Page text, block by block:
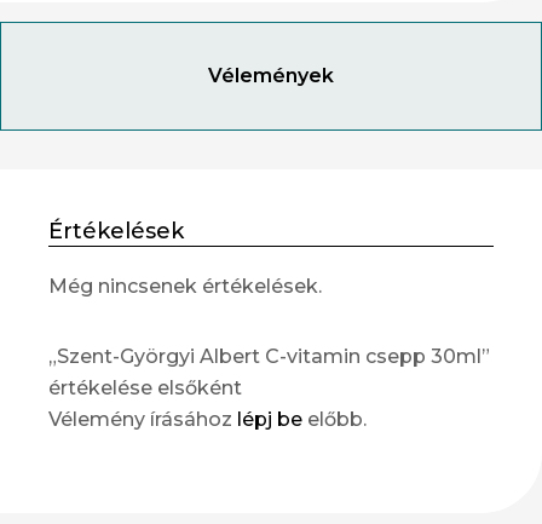
Vélemények
Értékelések
Még nincsenek értékelések.
„Szent-Györgyi Albert C-vitamin csepp 30ml”
értékelése elsőként
Vélemény írásához lépj be előbb.